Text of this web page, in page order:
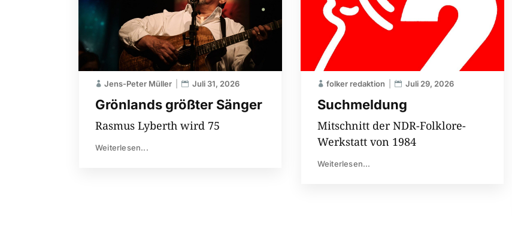
Grönlands größter Sänger
Jens-Peter Müller Juli 31, 2026
Rasmus Lyberth wird 75
Weiterlesen...
Suchmeldung
folker redaktion Juli 29, 2026
Mitschnitt der NDR-Folklore-
Werkstatt von 1984
Weiterlesen...